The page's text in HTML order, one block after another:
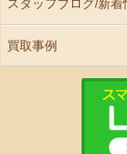
スタッフブログ/新着
買取事例